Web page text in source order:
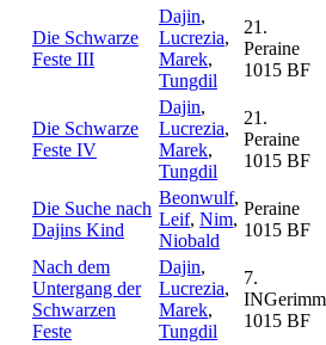
Die Schwarze
Feste III
Dajin,
Lucrezia,
Marek,
Tungdil
21.
Peraine
1015 BF
Die Schwarze
Feste IV
Dajin,
Lucrezia,
Marek,
Tungdil
21.
Peraine
1015 BF
Die Suche nach
Dajins Kind
Beonwulf,
Leif, Nim,
Niobald
Peraine
1015 BF
Nach dem
Untergang der
Schwarzen
Feste
Dajin,
Lucrezia,
Marek,
Tungdil
7.
INGerimm
1015 BF